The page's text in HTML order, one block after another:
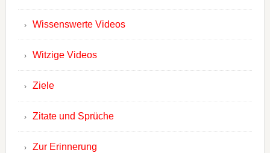
Wissenswerte Videos
Witzige Videos
Ziele
Zitate und Sprüche
Zur Erinnerung